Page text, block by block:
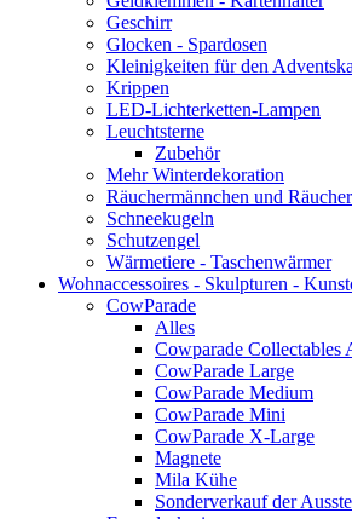
Geschirr
Glocken - Spardosen
Kleinigkeiten für den
Krippen
LED-Lichterketten-Lampen
Leuchtsterne
Zubehör
Mehr Winterdekoration
Räuchermännchen und
Schneekugeln
Schutzengel
Wärmetiere - Taschenwärmer
Wohnaccessoires - Skulpturen -
CowParade
Alles
Cowparade Collectables
CowParade Large
CowParade Medium
CowParade Mini
CowParade X-Large
Magnete
Mila Kühe
Sonderverkauf der